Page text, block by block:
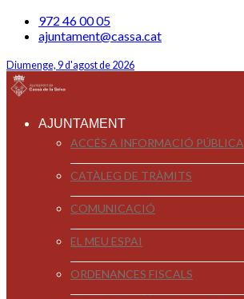
972 46 00 05
ajuntament@cassa.cat
Diumenge, 9 d'agost de 2026
AJUNTAMENT
ACCÉS A INFORMACIÓ PÚBLICA
CATÀLEG DE TRÀMITS
COMUNICACIÓ
EL MEU ESPAI
ORDENANCES FISCALS